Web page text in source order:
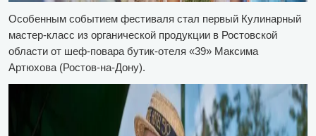
Особенным событием фестиваля стал первый Кулинарный
мастер-класс из органической продукции в Ростовской
области от шеф-повара бутик-отеля «39» Максима
Артюхова (Ростов-на-Дону).